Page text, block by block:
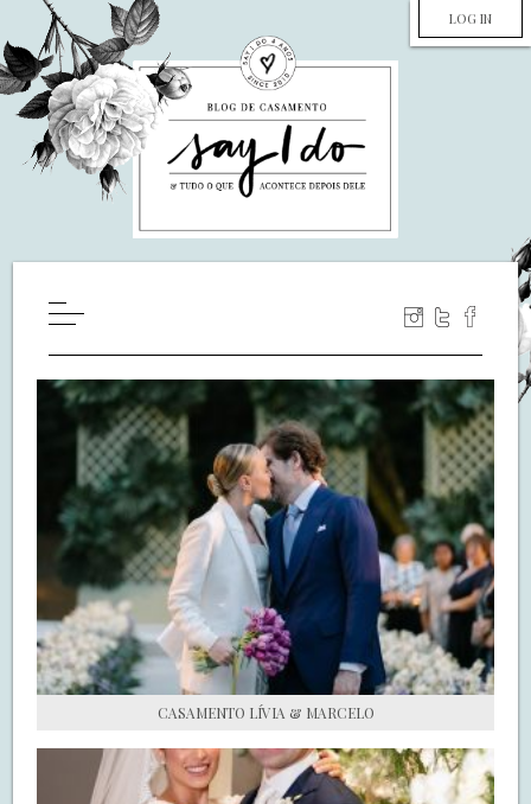
LOG IN
WILL YOU MARRY ME?
LUA DE MEL
COZINHA
DECORAÇÃO
DE NOIVA PRA NOIVA
S.O.S CASADAS
FALE COM O SAY I DO
CASAMENTO LÍVIA & MARCELO